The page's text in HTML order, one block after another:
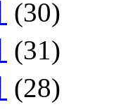
(30)
(31)
(28)